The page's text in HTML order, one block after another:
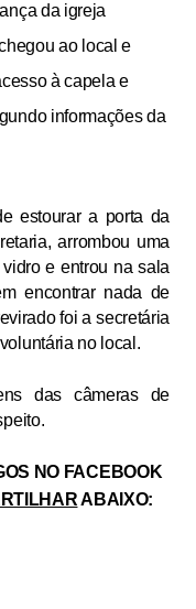
da igreja
ao local e
à capela e
informações da
estourar a porta da
arrombou uma
e entrou na sala
encontrar nada de
foi asecretária
no local.
das câmeras de
NO FACEBOOK
ABAIXO: